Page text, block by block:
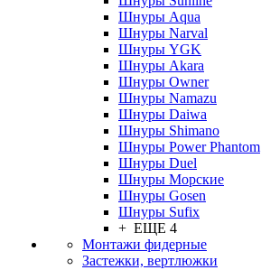
Шнуры Aqua
Шнуры Narval
Шнуры YGK
Шнуры Akara
Шнуры Owner
Шнуры Namazu
Шнуры Daiwa
Шнуры Shimano
Шнуры Power Phantom
Шнуры Duel
Шнуры Морские
Шнуры Gosen
Шнуры Sufix
+ ЕЩЕ 4
Монтажи фидерные
Застежки, вертлюжки